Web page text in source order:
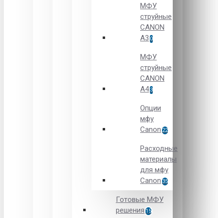
МФУ
струйные
CANON
А3 0
МФУ
струйные
CANON
А4 3
Опции
мфу
Canon 22
Расходные
материалы
для мфу
Canon 35
Готовые МФУ
решения 15